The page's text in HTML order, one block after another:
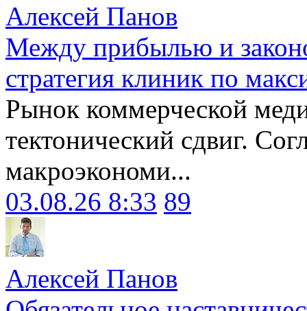
Алексей Панов
Между прибылью и
стратегия клиник по
Рынок коммерческой
тектонический сдвиг.
макроэкономи...
03.08.26 8:33 89
Алексей Панов